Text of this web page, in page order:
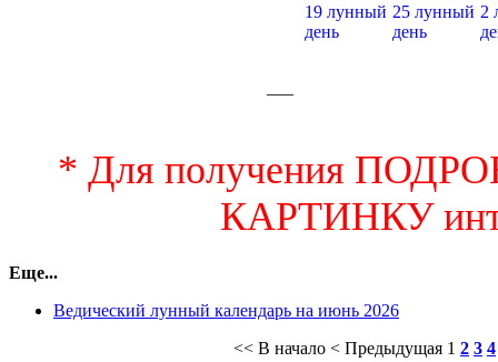
* Для получения
КАРТИНКУ
Еще...
Ведический лунный календарь на июнь 2026
<< В начало < Предыдущая 1 2 3 4